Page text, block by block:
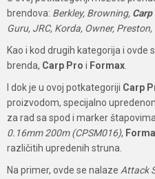
brendova: Berkley, Browning, Carp
Guru, JRC, Korda, Owner,
Kao i kod drugih kategorija i ovde
brenda, Carp Pro i Formax
I dok je u ovoj potkategoriji Carp
proizvodom, specijalno
za rad sa spod i marker
0.16mm 200m (CPSM016),
različitih upredenih struna.
Na primer, ovde se nalaze Attack